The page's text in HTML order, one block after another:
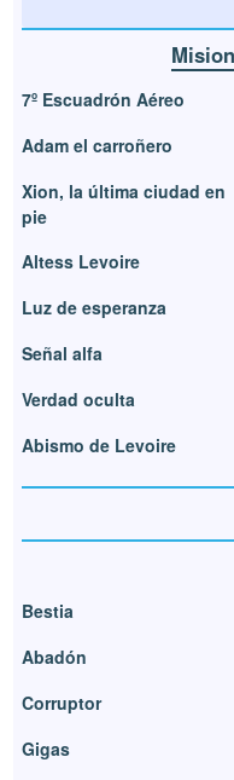
7º Escuadrón Aéreo
Adam el carroñero
Xion, la última ciudad en
pie
Altess Levoire
Luz de esperanza
Señal alfa
Verdad oculta
Abismo de Levoire
Bestia
Abadón
Corruptor
Gigas